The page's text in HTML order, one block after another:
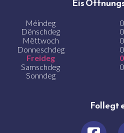
Eis
Méindeg
Dënschdeg
Mëttwoch
Donneschdeg
Freideg
Samschdeg
Sonndeg
Follegt